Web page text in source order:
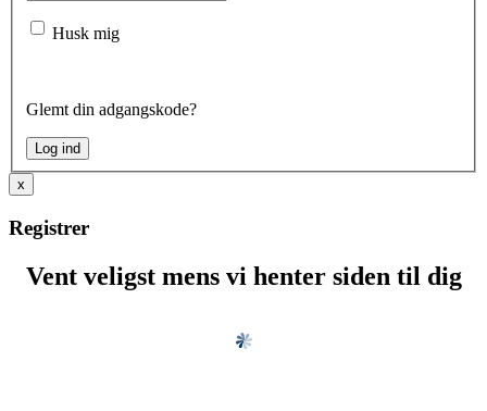
Husk mig
Glemt din adgangskode?
x
Registrer
Vent veligst mens vi henter siden til dig